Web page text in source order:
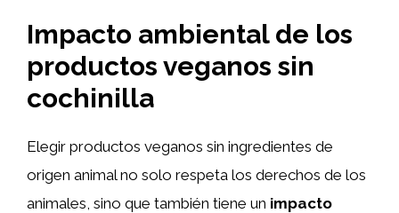
Impacto ambiental de los
productos veganos sin
cochinilla
Elegir productos veganos sin ingredientes de
origen animal no solo respeta los derechos de los
animales, sino que también tiene un impacto